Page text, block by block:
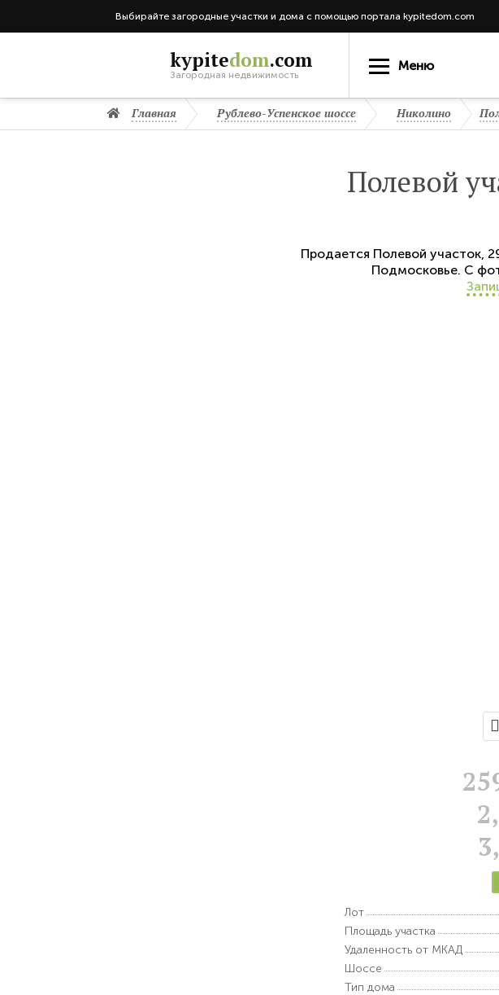
Выбирайте загородные участки и дома с помощью портала kypitedom.com
kypitedom.com
Загородная недвижимость
Меню
Главная Рублево-Успенское шоссе Николино
Полевой
Продается Полевой участок,
Подмосковье. С
Лот
Площадь участка
Удаленность от МКАД
Шоссе
Тип дома